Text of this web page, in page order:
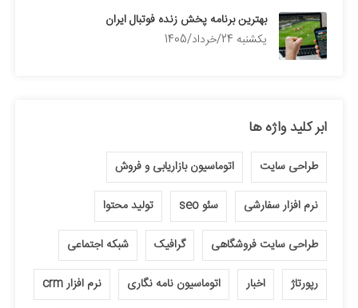
بهترین برنامه پخش زنده فوتبال ایران
يكشنبه 24/خرداد/1405
ابر کلید واژه ها
طراحی سایت اتوماسیون بازاریابی و فروش
نرم افزار سفارشی سئو seo تولید محتوا
طراحی سایت فروشگاهی گرافیک شبکه اجتماعی
رپورتاژ اخبار اتوماسیون نامه نگاری نرم افزار crm